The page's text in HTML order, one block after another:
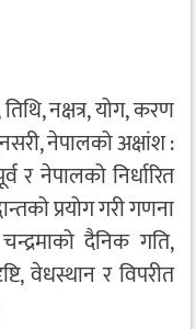
तिथि, नक्षत्र, योग, करण
नेपालको अक्षांश :
र नेपालको निर्धारित
प्रयोग गरी गणना
दैनिक गति,
वेधस्थान र विपरीत